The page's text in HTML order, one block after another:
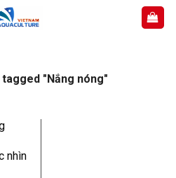
"Nắng nóng"
nhìn